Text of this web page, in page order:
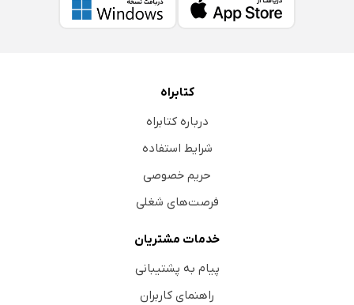
کتابراه
درباره کتابراه
شرایط استفاده
حریم خصوصی
فرصت‌های شغلی
خدمات مشتریان
پیام به پشتیبانی
راهنمای کاربران